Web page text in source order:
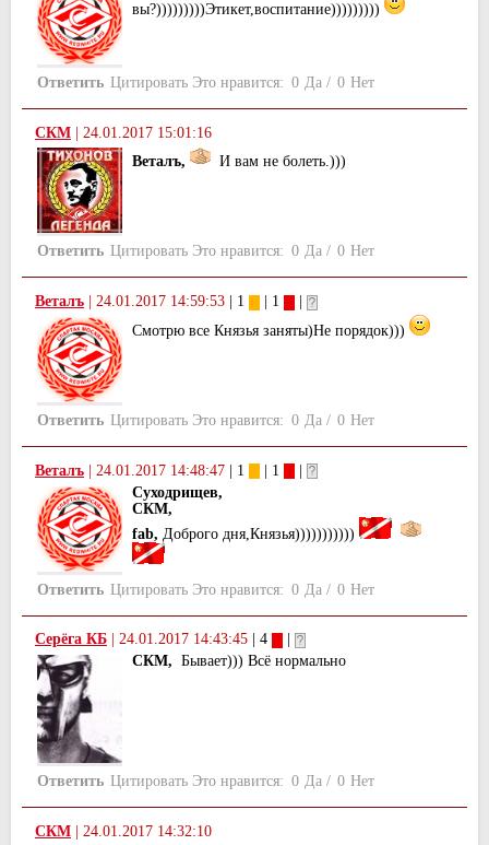
вы?)))))))))Этикет,воспитание)))))))))
Ответить Цитировать Это нравится: 0 Да / 0 Нет
СКМ
24.01.2017 15:01:16
Веталъ,
И вам не болеть.)))
Ответить Цитировать Это нравится: 0 Да / 0 Нет
Веталъ 24.01.2017 14:59:53 | 1 | 1
Смотрю все Князья заняты)Не порядок)))
Ответить Цитировать Это нравится: 0 Да / 0 Нет
Веталъ | 24.01.2017 14:48:47 | 1 | 1
|
Суходрищев,
СКМ,
fab, Доброго дня,Князья)))))))))))
Ответить Цитировать Это нравится: 0 Да / 0 Нет
Серёга КБ 24.01.2017 14:43:45 | 4
СКМ, Бывает))) Всё нормально
Ответить Цитировать Это нравится: 0 Да / 0 Нет
СКМ
24.01.2017 14:32:10